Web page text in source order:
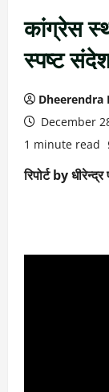
कांग्रेस
स्पष्ट
Dheerendra
December
1 minute read
रिपोर्ट by धीरेन्द्र